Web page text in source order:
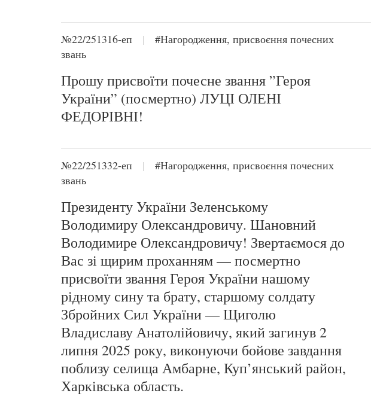
№22/251316-еп |
#Нагородження, присвоєння почесних
звань
Прошу присвоїти почесне звання ”Героя
України” (посмертно) ЛУЦІ ОЛЕНІ
ФЕДОРІВНІ!
№22/251332-еп |
#Нагородження, присвоєння почесних
звань
Президенту України Зеленському
Володимиру Олександровичу. Шановний
Володимире Олександровичу! Звертаємося до
Вас зі щирим проханням — посмертно
присвоїти звання Героя України нашому
рідному сину та брату, старшому солдату
Збройних Сил України — Щиголю
Владиславу Анатолійовичу, який загинув 2
липня 2025 року, виконуючи бойове завдання
поблизу селища Амбарне, Куп’янський район,
Харківська область.